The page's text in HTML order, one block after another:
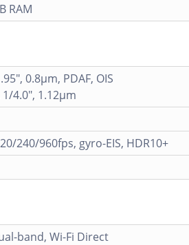
RAM
0.8µm, PDAF, OIS
4.0", 1.12µm
240/960fps, gyro-EIS, HDR10+
band, Wi-Fi Direct